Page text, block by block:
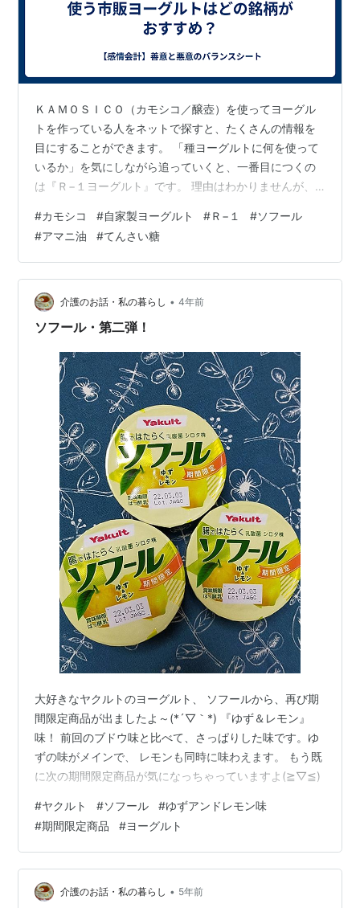
ＫＡＭＯＳＩＣＯ（カモシコ／醸壺）を使ってヨーグル
トを作っている人をネットで探すと、たくさんの情報を
目にすることができます。 「種ヨーグルトに何を使って
いるか」を気にしながら追っていくと、一番目につくの
は『Ｒ−１ヨーグルト』です。 理由はわかりませんが、
インの勝利？・・たしかに、売場であの赤いパッケージ
は目立つ 安定した土台の上なら、応用は自在 ヨーグルト
には『てんさい糖』 アマニ油の「苦味」も取り込んで
『美味』に変える 柔らかで優しい『甘味』を好む方へ 意
外と『ソフール』も負けてない ここでもてんさい糖は良
い働きをする 【今後の予定１】「酸…
#カモシコ #自家製ヨーグルト #Ｒ−１ #ソフール
#アマニ油 #てんさい糖
介護のお話・私の暮らし • 4年前
ソフール・第二弾！
大好きなヤクルトのヨーグルト、 ソフールから、再び期
間限定商品が出ましたよ～(*´▽｀*) 『ゆず＆レモン』
味！ 前回のブドウ味と比べて、さっぱりした味です。ゆ
ずの味がメインで、 レモンも同時に味わえます。 もう既
に次の期間限定商品が気になっちゃっていますよ(≧▽≦)
#ヤクルト #ソフール #ゆずアンドレモン味
#期間限定商品 #ヨーグルト
介護のお話・私の暮らし • 5年前